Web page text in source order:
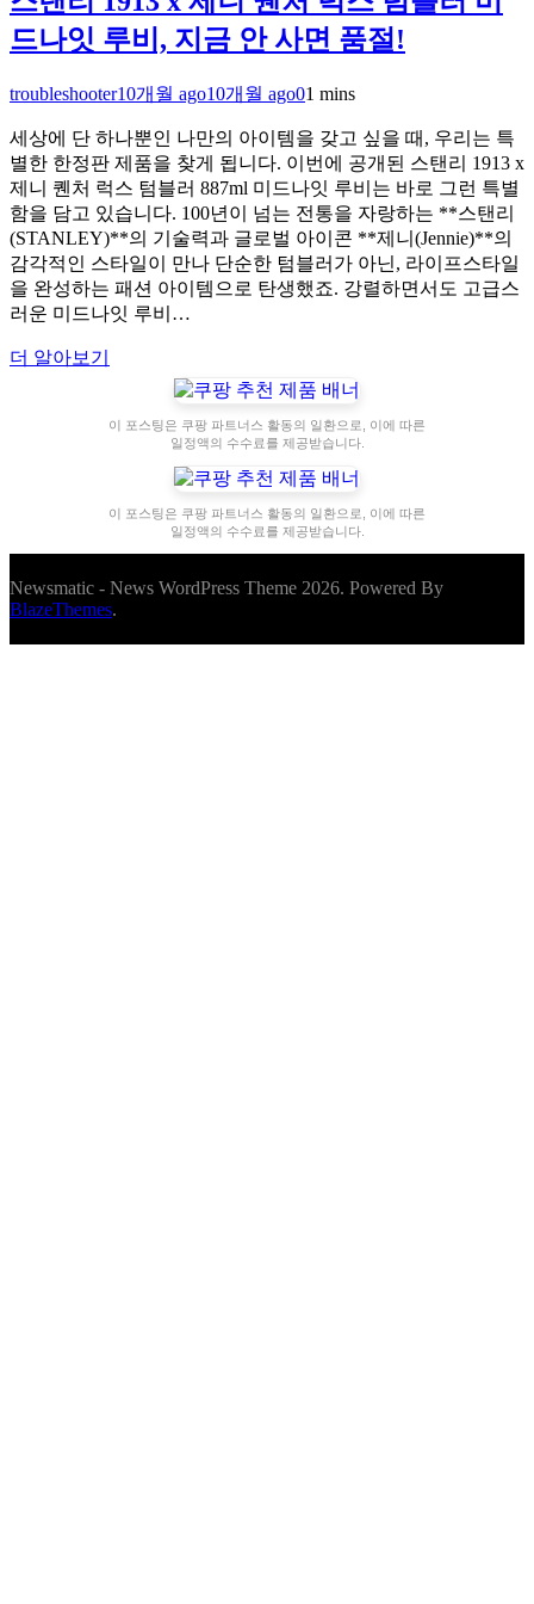
드나잇 루비, 지금 안 사면 품절!
troubleshooter10개월 ago10개월 ago01 mins
세상에 단 하나뿐인 나만의 아이템을 갖고 싶을 때, 우리는 특
별한 한정판 제품을 찾게 됩니다. 이번에 공개된 스탠리 1913 x
제니 퀜처 럭스 텀블러 887ml 미드나잇 루비는 바로 그런 특별
함을 담고 있습니다. 100년이 넘는 전통을 자랑하는 **스탠리
(STANLEY)**의 기술력과 글로벌 아이콘 **제니(Jennie)**의
감각적인 스타일이 만나 단순한 텀블러가 아닌, 라이프스타일
을 완성하는 패션 아이템으로 탄생했죠. 강렬하면서도 고급스
러운 미드나잇 루비…
더 알아보기
이 포스팅은 쿠팡 파트너스 활동의 일환으로, 이에 따른
일정액의 수수료를 제공받습니다.
이 포스팅은 쿠팡 파트너스 활동의 일환으로, 이에 따른
일정액의 수수료를 제공받습니다.
Newsmatic - News WordPress Theme 2026. Powered By
BlazeThemes.